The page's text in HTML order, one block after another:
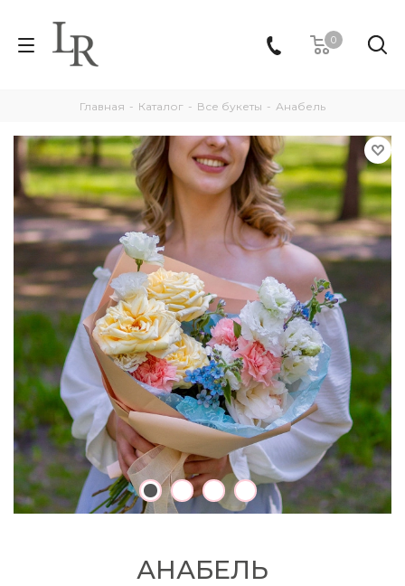
0
Главная - Каталог - Все букеты - Анабель
АНАБЕЛЬ